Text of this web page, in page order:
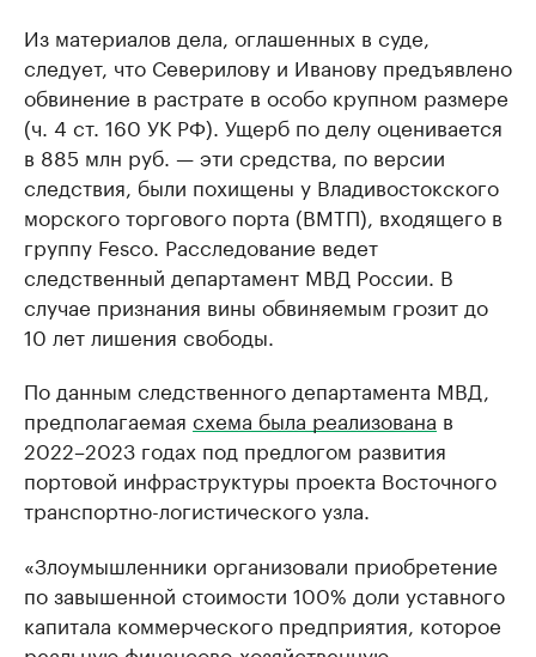
Из материалов дела, оглашенных в суде,
следует, что Северилову и Иванову предъявлено
обвинение в растрате в особо крупном размере
(ч. 4 ст. 160 УК РФ). Ущерб по делу оценивается
в 885 млн руб. — эти средства, по версии
следствия, были похищены у Владивостокского
морского торгового порта (ВМТП), входящего в
группу Fesco. Расследование ведет
следственный департамент МВД России. В
случае признания вины обвиняемым грозит до
10 лет лишения свободы.
По данным следственного департамента МВД,
предполагаемая схема была реализована в
2022–2023 годах под предлогом развития
портовой инфраструктуры проекта Восточного
транспортно-логистического узла.
«Злоумышленники организовали приобретение
по завышенной стоимости 100% доли уставного
капитала коммерческого предприятия, которое